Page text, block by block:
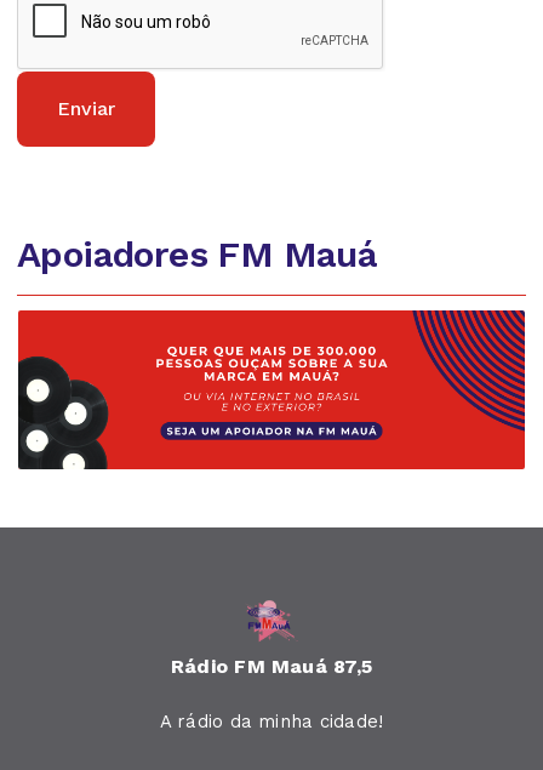
Enviar
Apoiadores FM Mauá
Rádio FM Mauá 87,5
A rádio da minha cidade!